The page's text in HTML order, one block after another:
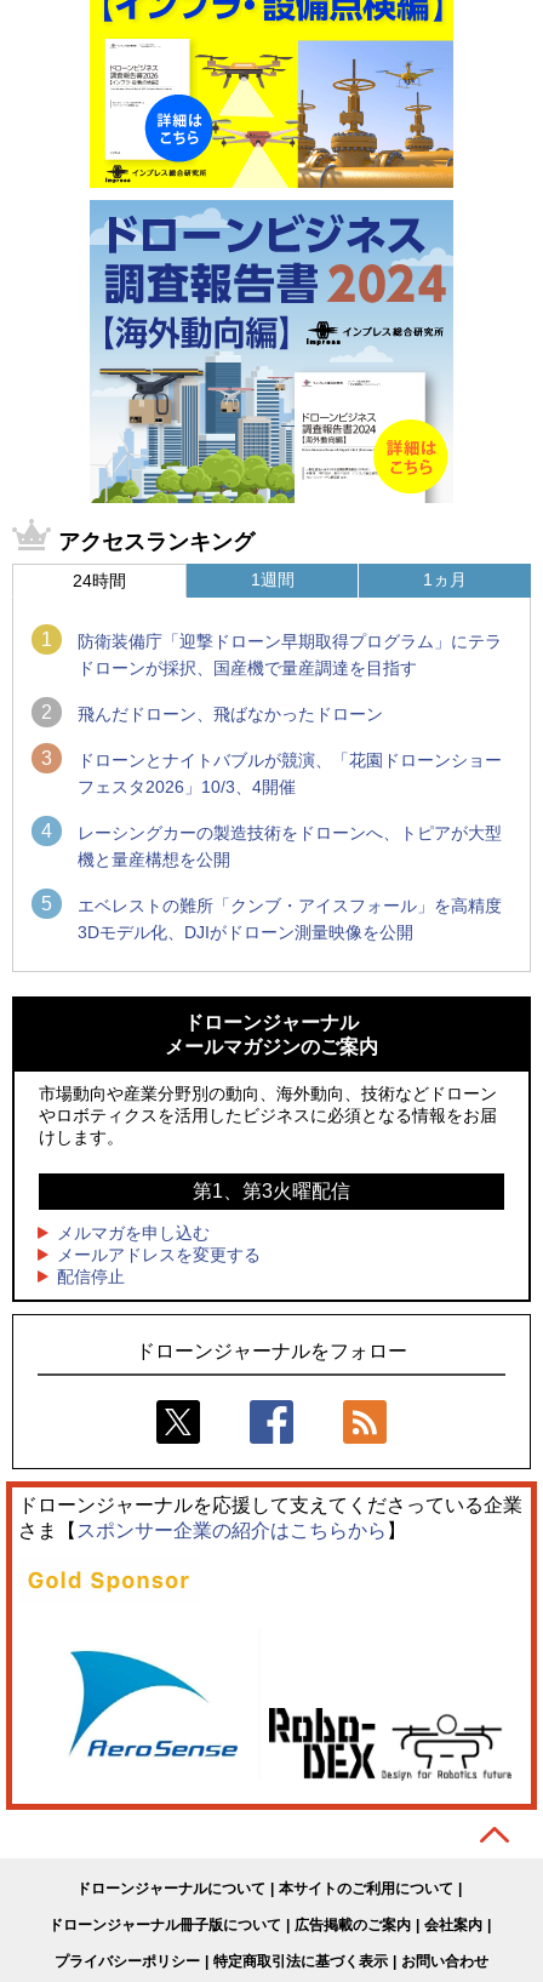
アクセスランキング
24時間
1
防衛装備庁「迎撃ドローン早期取得プログラム」にテラ
ドローンが採択、国産機で量産調達を目指す
2 飛んだドローン、飛ばなかったドローン
3
ドローンとナイトバブルが競演、「花園ドローンショー
フェスタ2026」10/3、4開催
4
レーシングカーの製造技術をドローンへ、トピアが大型
機と量産構想を公開
5
エベレストの難所「クンブ・アイスフォール」を高精度
3Dモデル化、DJIがドローン測量映像を公開
1週間
ン」とドローンショーによる新演出を実施
防衛装備庁「迎撃ドローン早期取得プログラム」にテラドロ
ーンが採択、国産機で量産調達を目指す
レッドクリフ、足利花火大会で映画『スパイダーマン』や
ドローンとナイトバブルが競演、「花園ドローンショーフェ
スタ2026」10/3、4開催
飛んだドローン、飛ばなかったドローン
1ヵ月
ン」とドローンショーによる新演出を実施
国産AUVを社会実装へ、スタートアップ「BlueArch株式会
社」設立
防衛装備庁「迎撃ドローン早期取得プログラム」にテラドロ
サザンビーチちがさき花火大会で「復活の花火」打ち上げ、
キリンビールがライブ中継と連動した支援企画
ロボデックス、2時間超の飛行を目指す新型水素燃料電池ドロ
ーンを公開
ドローンジャーナル
メールマガジンのご案内
市場動向や産業分野別の動向、海外動向、技術などドローン
やロボティクスを活用したビジネスに必須となる情報をお届
けします。
第1、第3火曜配信
メルマガを申し込む
メールアドレスを変更する
配信停止
ドローンジャーナルをフォロー
ドローンジャーナルを応援して支えてくださっている企業
さま【 スポンサー企業の紹介はこちらから 】
ドローンジャーナルについて 本サイトのご利用について
ドローンジャーナル冊子版について 広告掲載のご案内 会社案内
プライバシーポリシー 特定商取引法に基づく表示 お問い合わせ